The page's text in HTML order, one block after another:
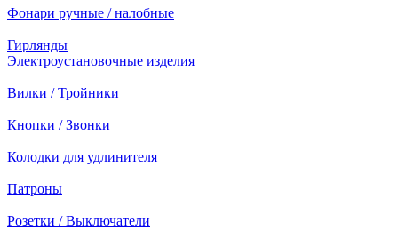
Фонари ручные / налобные
Гирлянды
Электроустановочные изделия
Вилки / Тройники
Кнопки / Звонки
Колодки для удлинителя
Патроны
Розетки / Выключатели